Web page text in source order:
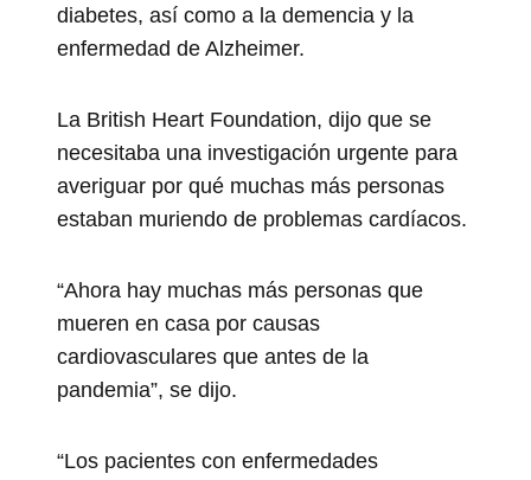
diabetes, así como a la demencia y la
enfermedad de Alzheimer.
La British Heart Foundation, dijo que se
necesitaba una investigación urgente para
averiguar por qué muchas más personas
estaban muriendo de problemas cardíacos.
“Ahora hay muchas más personas que
mueren en casa por causas
cardiovasculares que antes de la
pandemia”, se dijo.
“Los pacientes con enfermedades